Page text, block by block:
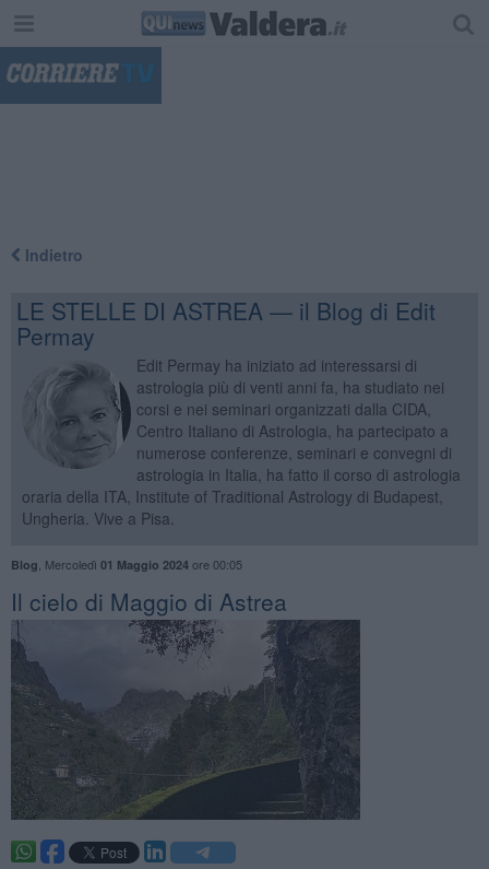
Indietro
LE STELLE DI ASTREA — il Blog di Edit
Permay
Edit Permay ha iniziato ad interessarsi di
astrologia più di venti anni fa, ha studiato nei
corsi e nei seminari organizzati dalla CIDA,
Centro Italiano di Astrologia, ha partecipato a
numerose conferenze, seminari e convegni di
astrologia in Italia, ha fatto il corso di astrologia
oraria della ITA, Institute of Traditional Astrology di Budapest,
Ungheria. Vive a Pisa.
Blog Mercoledì 01 Maggio 2024ore 00:05
Il cielo di Maggio di Astrea